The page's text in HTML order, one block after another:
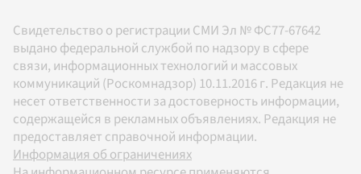
Свидетельство о регистрации СМИ Эл № ФС77-67642
выдано федеральной службой по надзору в сфере
связи, информационных технологий и массовых
коммуникаций (Роскомнадзор) 10.11.2016 г. Редакция не
несет ответственности за достоверность информации,
содержащейся в рекламных объявлениях. Редакция не
предоставляет справочной информации.
Информация об ограничениях